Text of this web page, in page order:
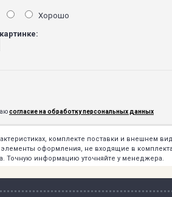
Хорошо
согласие на обработку персональных данных
комплекте поставки и внешнем
оформления, не входящие в
Точную информацию уточняйте у менеджера.